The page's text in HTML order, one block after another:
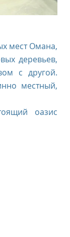
мест Омана,
деревьев,
с другой.
местный,
оазис